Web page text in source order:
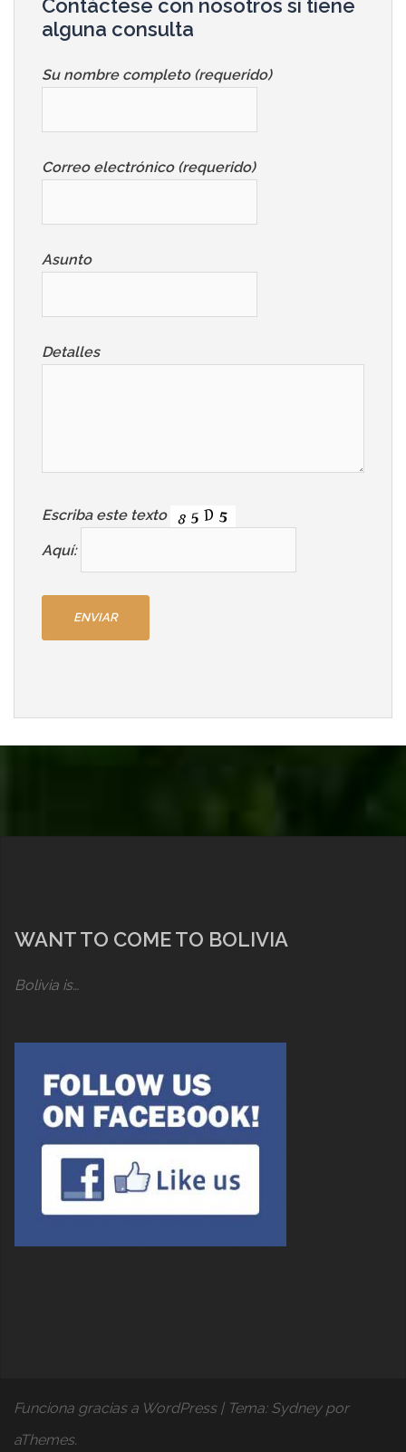
Contáctese con nosotros si tiene
alguna consulta
Su nombre completo (requerido)
Correo electrónico (requerido)
Asunto
Detalles
Escriba este texto
Aquí:
WANT TO COME TO BOLIVIA
Bolivia is…
Funciona gracias a WordPress | Tema: Sydneypor
aThemes.